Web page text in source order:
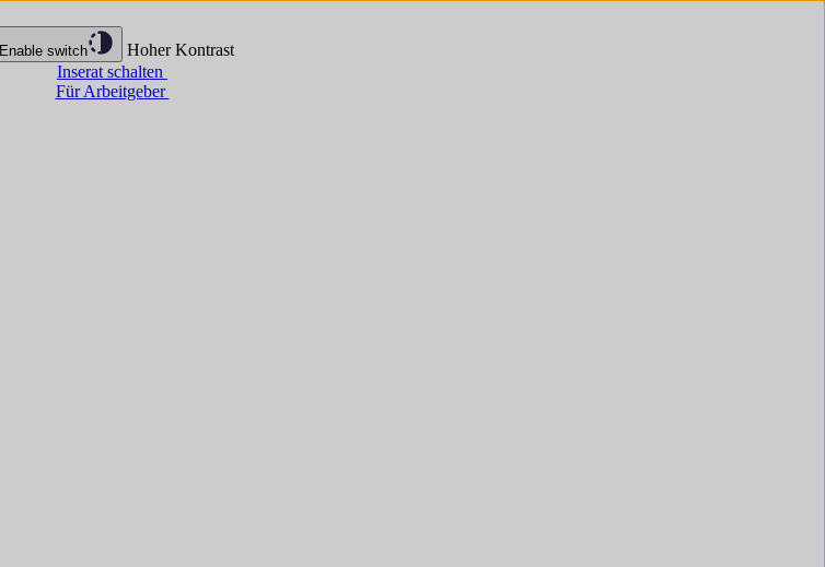
Enable switch
Hoher Kontrast
Inserat schalten
Für Arbeitgeber